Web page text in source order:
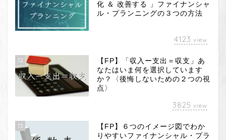
化 ＆ 改善する 」ファイナンシャ
ル・プランニングの３つの方法
4123 view
12
【FP】「収入ー支出＝収支」あ
なたはいま何を選択しています
か？〈後悔しないための２つの視
点〉
3825 view
13
【FP】６つのイメージ図でわか
りやすいファイナンシャル・プラ